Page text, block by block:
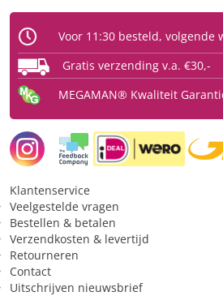
Type glas
Vorm
kaars
Beschermingsgraad (IP)
IP20
Licht
Kleurtype
warmwit
Lichtkleur
Lichthoeveelheid (lumen)
Toepassing
Geschikt voor constante
Voor 11:30 besteld, volgende
Gratis verzending v.a. €30,-
MEGAMAN® Kwaliteit
Klantenservice
Veelgestelde vragen
Bestellen & betalen
Verzendkosten & levertijd
Retourneren
Contact
Uitschrijven nieuwsbrief